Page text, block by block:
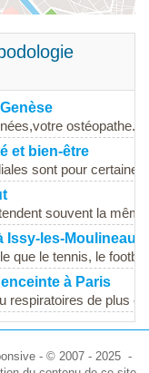
ostéopathe...
et bien-être
sont pour
souvent la
les-Moulineaux
que le tennis, le
à Paris
respiratoires de plus
- © 2007 - 2025 -